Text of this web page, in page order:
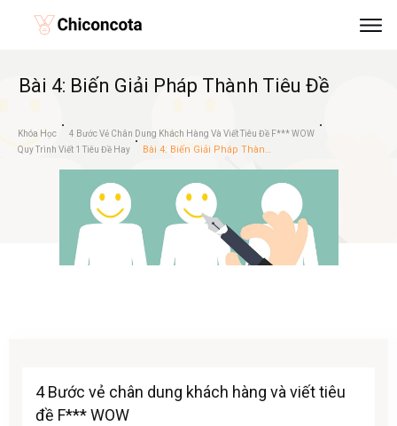
Bài 4: Biến Giải Pháp Thành Tiêu Đề
Khóa Học
4 Bước Vẻ Chân Dung Khách Hàng Và Viết Tiêu Đề F*** WOW
Quy Trình Viết 1 Tiêu Đề Hay
4 Bước vẻ chân dung khách hàng và viết tiêu
đề F*** WOW